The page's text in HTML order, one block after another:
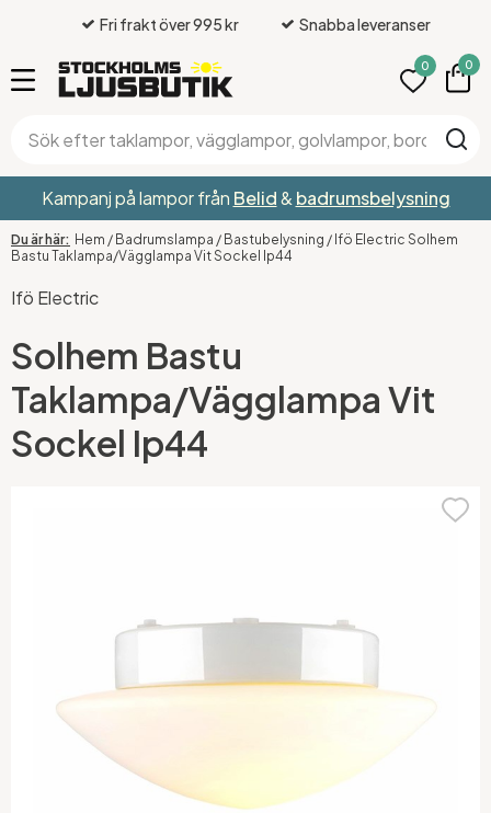
Fri frakt över 995 kr Snabba leveranser
0 0
Kampanj på lampor från Belid& badrumsbelysning
Hem / Badrumslampa / Bastubelysning / Ifö Electric Solhem
Bastu Taklampa/Vägglampa Vit Sockel Ip44
Ifö Electric
Solhem Bastu
Taklampa/Vägglampa Vit
Sockel Ip44